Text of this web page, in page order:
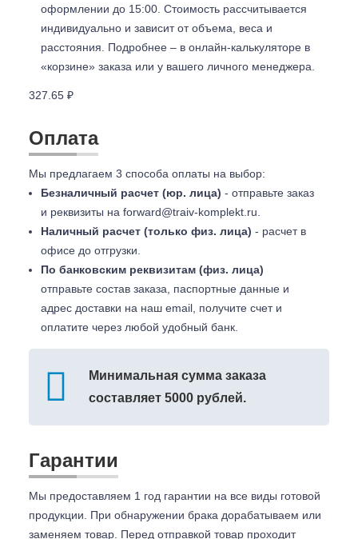
оформлении до 15:00. Стоимость рассчитывается
индивидуально и зависит от объема, веса и
расстояния. Подробнее – в онлайн-калькуляторе в
«корзине» заказа или у вашего личного менеджера.
327.65 ₽
Оплата
Мы предлагаем 3 способа оплаты на выбор:
Безналичный расчет (юр. лица) - отправьте заказ
и реквизиты на forward@traiv-komplekt.ru
Наличный расчет (только физ. лица) - расчет в
офисе до отгрузки.
По банковским реквизитам (физ. лица)
отправьте состав заказа, паспортные данные и
адрес доставки на наш email, получите счет и
оплатите через любой удобный банк.
Минимальная сумма заказа
составляет 5000 рублей.
Гарантии
Мы предоставляем 1 год гарантии на все виды готовой
продукции. При обнаружении брака дорабатываем или
заменяем товар. Перед отправкой товар проходит